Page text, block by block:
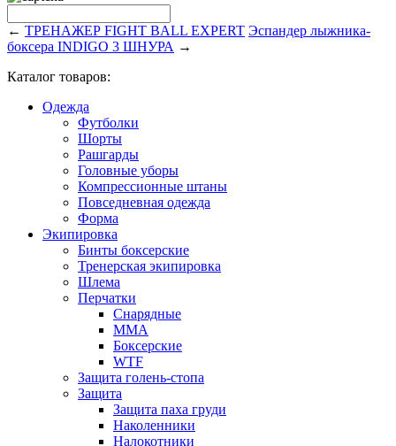
← ТРЕНАЖЕР FIGHT BALL EXPERT Эспандер лыжника-
боксера INDIGO 3 ШНУРА →
Каталог товаров:
Одежда
Футболки
Шорты
Рашгарды
Головные уборы
Компрессионные штаны
Повседневная одежда
Форма
Экипировка
Бинты боксерские
Тренерская экипировка
Шлема
Перчатки
Снарядные
ММА
Боксерские
WTF
Защита голень-стопа
Защита
Защита паха груди
Наколенники
Налокотники